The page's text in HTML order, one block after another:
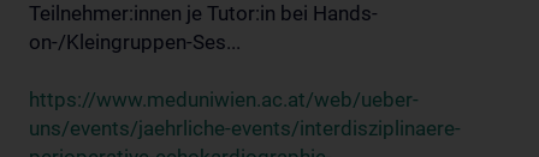
Teilnehmer:innen je Tutor:in bei Hands-
on-/Kleingruppen-Ses...
https://www.meduniwien.ac.at/web/ueber-
uns/events/jaehrliche-events/interdisziplinaere-